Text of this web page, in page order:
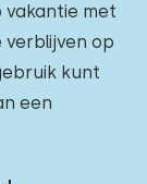
vakantie met
verblijven op
kunt
een